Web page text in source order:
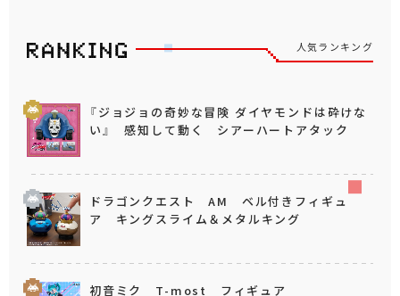
人気ランキング
『ジョジョの奇妙な冒険 ダイヤモンドは砕けな
い』 感知して動く シアーハートアタック
ドラゴンクエスト AM ベル付きフィギュ
ア キングスライム＆メタルキング
初音ミク T-most フィギュア